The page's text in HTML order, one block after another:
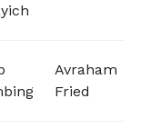
Avraham
Fried